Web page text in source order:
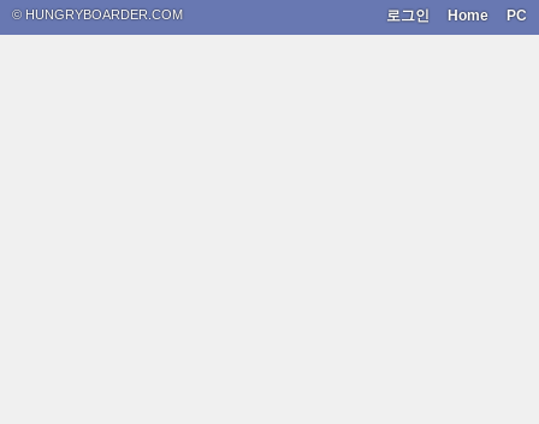
© HUNGRYBOARDER.COM PC
Home
로그인